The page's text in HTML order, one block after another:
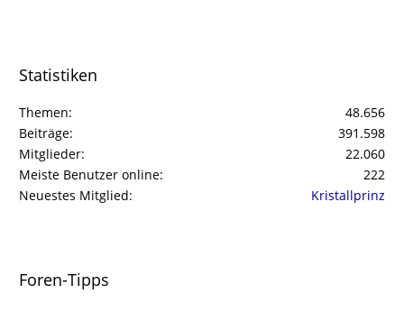
Statistiken
Themen
48.656
Beiträge
391.598
Mitglieder
22.060
Meiste Benutzer online
222
Neuestes Mitglied
Kristallprinz
Foren-Tipps